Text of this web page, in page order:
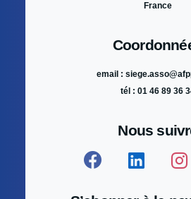
France
email :
tél : 01 46 89 36
Nous